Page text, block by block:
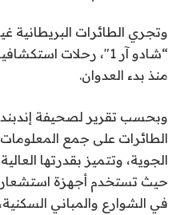
وتجري الطائرات البريطانية
“شادو آر 1″، رحلات
منذ بدء العدوان.
وبحسب تقرير لصحيفة
الطائرات على جمع المعلومات
الجوية، وتتميز بقدرتها
حيث تستخدم أجهزة استشعار
في الشوارع والمباني